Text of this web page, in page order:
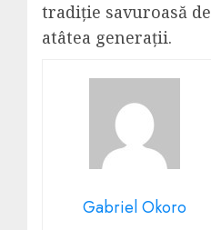
tradiție savuroasă de
atâtea generații.
Gabriel Okoro